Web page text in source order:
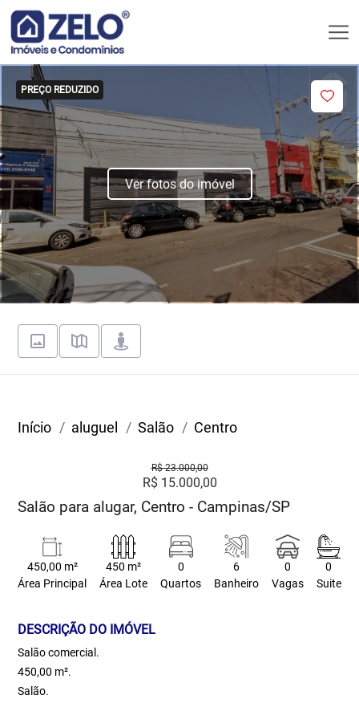
PREÇO REDUZIDO
Ver fotos do imóvel
Início aluguel Salão Centro
R$ 23.000,00
R$ 15.000,00
Salão para alugar, Centro - Campinas/SP
450,00 m²
Área Principal
450 m²
Área Lote
0
Quartos
6
Banheiro
0
Vagas
0
Suite
DESCRIÇÃO DO IMÓVEL
Salão comercial.
450,00 m².
Salão.